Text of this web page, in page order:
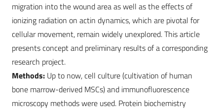
migration into the wound area as well as the effects of
ionizing radiation on actin dynamics, which are pivotal for
cellular movement, remain widely unexplored. This article
presents concept and preliminary results of a corresponding
research project.
Methods: Up to now, cell culture (cultivation of human
bone marrow-derived MSCs) and immunofluorescence
microscopy methods were used. Protein biochemistry